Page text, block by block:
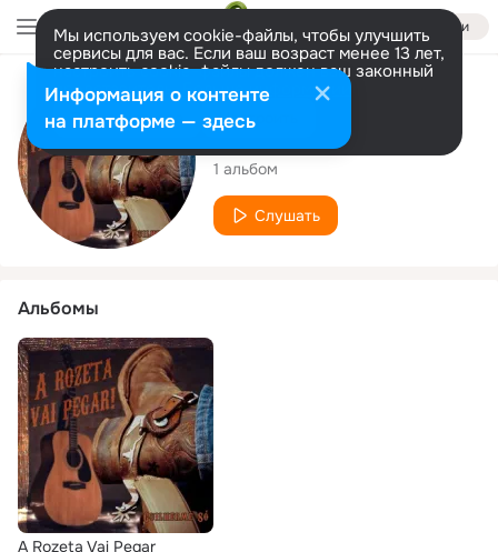
Войти
Мы используем cookie-файлы, чтобы улучшить
сервисы для вас. Если ваш возраст менее 13 лет,
настроить cookie-файлы должен ваш законный
представитель. Больше информации
Разрешить все Настроить
Исполнитель
Guilherme Só
1 альбом
Слушать
Альбомы
A Rozeta Vai Pegar
Информация о контенте
на платформе — здесь